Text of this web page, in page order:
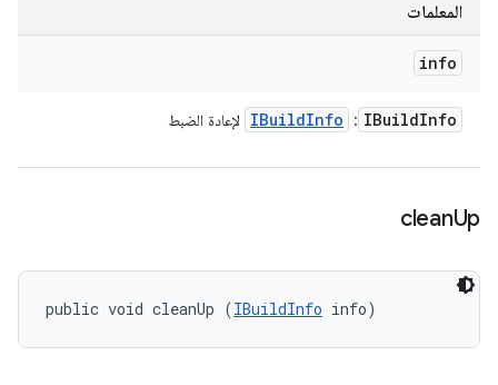
المعلمات
info
IBuildInfo
:
IBuildInfo لإعادة الضبط
cleanUp
public void cleanUp (IBuildInfo info)